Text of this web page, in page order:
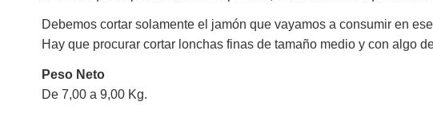
Debemos cortar solamente el jamón que vayamos a consumir en
Hay que procurar cortar lonchas finas de tamaño medio y con algo
Peso Neto
De 7,00 a 9,00 Kg.